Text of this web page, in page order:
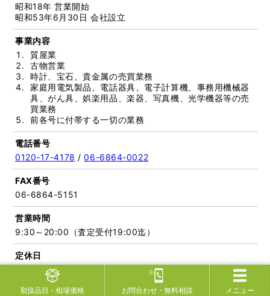
昭和18年 営業開始
昭和53年6月30日 会社設立
事業内容
質屋業
古物営業
時計、宝石、貴金属の売買業務
家庭用電気製品、電話器具、電子計算機、事務用機械器
具、がん具、娯楽用品、楽器、写真機、光学機器等の売
買業務
前各号に付帯する一切の業務
電話番号
0120-17-4178 /06-6864-0022
FAX番号
06-6864-5151
営業時間
9:30～20:00（査定受付19:00迄）
定休日
毎月7日、17日、27日、第3日曜日
メール
取扱品目 ・相場価格 お問合わせ・無料相談 メニュー